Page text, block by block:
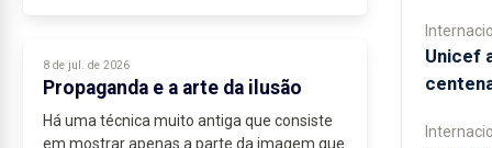
8 de jul. de 2026
Propaganda e a arte da ilusão
Há uma técnica muito antiga que consiste
em mostrar apenas a parte da imagem que
Unicef